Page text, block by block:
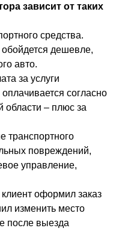
зависит от таких
средства.
дешевле,
авто.
за услуги
согласно
области – плюс за
транспортного
повреждений,
управление,
оформил заказ
изменить место
после выезда